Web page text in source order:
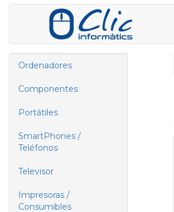
Ordenadores
Componentes
Portátiles
SmartPhones /
Teléfonos
Televisor
Impresoras /
Consumibles